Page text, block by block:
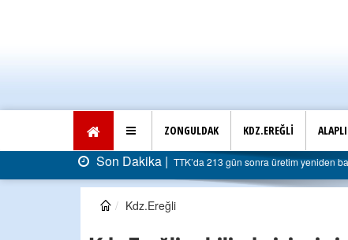
ZONGULDAK KDZ.EREĞLİ ALAPLI
Faturası 5 milyar liraya dayandı Son Dakika |AK Parti
Kdz.Ereğli